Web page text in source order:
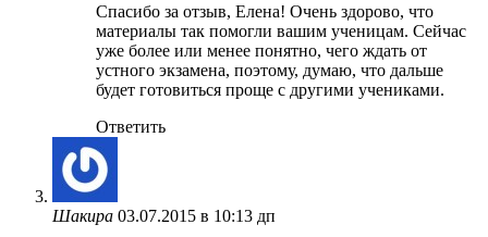
Спасибо за отзыв, Елена! Очень здорово, что
материалы так помогли вашим ученицам. Сейчас
уже более или менее понятно, чего ждать от
устного экзамена, поэтому, думаю, что дальше
будет готовиться проще с другими учениками.
Ответить
Шакира 03.07.2015 в 10:13 дп